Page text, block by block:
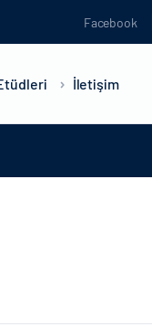
Facebook
İletişim